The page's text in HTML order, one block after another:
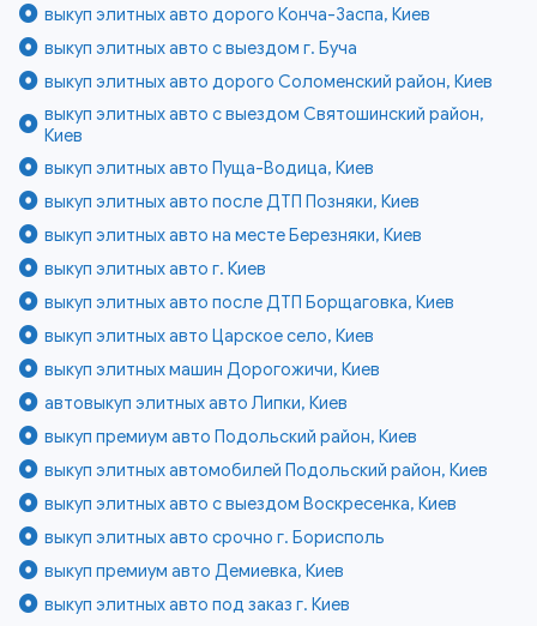
выкуп элитных авто дорого Конча-Заспа, Киев
выкуп элитных авто с выездом г. Буча
выкуп элитных авто дорого Соломенский район, Киев
выкуп элитных авто с выездом Святошинский район,
Киев
выкуп элитных авто Пуща-Водица, Киев
выкуп элитных авто после ДТП Позняки, Киев
выкуп элитных авто на месте Березняки, Киев
выкуп элитных авто г. Киев
выкуп элитных авто после ДТП Борщаговка, Киев
выкуп элитных авто Царское село, Киев
выкуп элитных машин Дорогожичи, Киев
автовыкуп элитных авто Липки, Киев
выкуп премиум авто Подольский район, Киев
выкуп элитных автомобилей Подольский район, Киев
выкуп элитных авто с выездом Воскресенка, Киев
выкуп элитных авто срочно г. Борисполь
выкуп премиум авто Демиевка, Киев
выкуп элитных авто под заказ г. Киев